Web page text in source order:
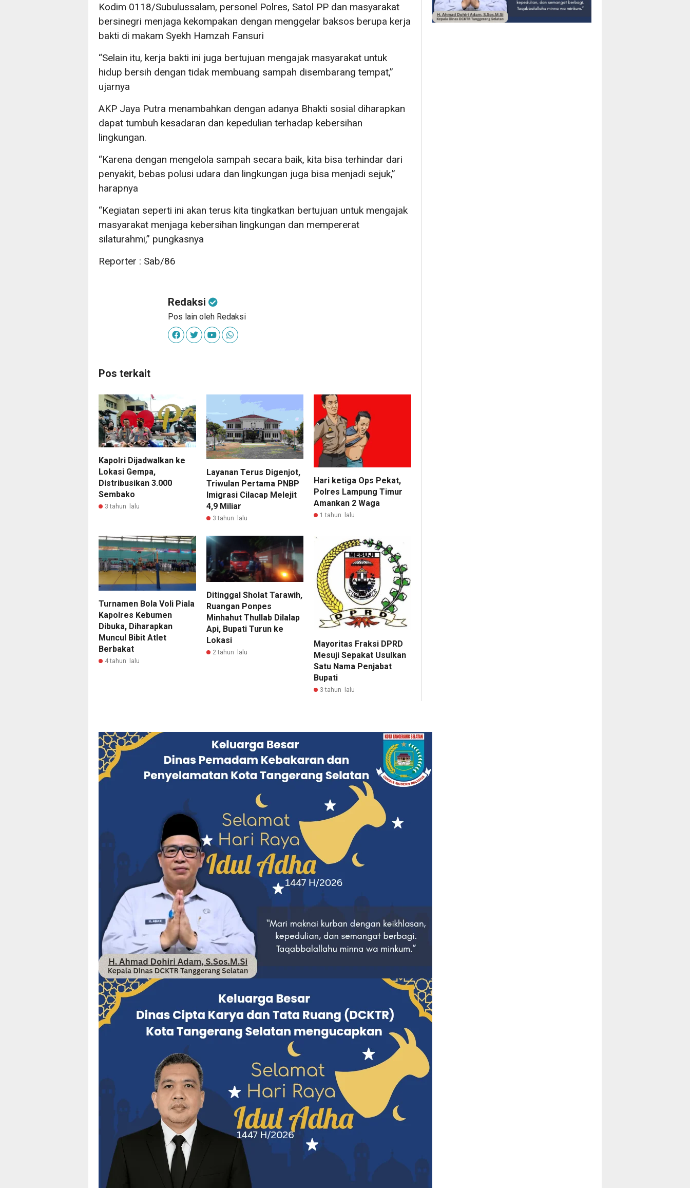
Kodim 0118/Subulussalam, personel Polres, Satol PP dan masyarakat
bersinegri menjaga kekompakan dengan menggelar baksos berupa kerja
bakti di makam Syekh Hamzah Fansuri
“Selain itu, kerja bakti ini juga bertujuan mengajak masyarakat untuk
hidup bersih dengan tidak membuang sampah disembarang tempat,”
ujarnya
AKP Jaya Putra menambahkan dengan adanya Bhakti sosial diharapkan
dapat tumbuh kesadaran dan kepedulian terhadap kebersihan
lingkungan.
“Karena dengan mengelola sampah secara baik, kita bisa terhindar dari
penyakit, bebas polusi udara dan lingkungan juga bisa menjadi sejuk,”
harapnya
“Kegiatan seperti ini akan terus kita tingkatkan bertujuan untuk mengajak
masyarakat menjaga kebersihan lingkungan dan mempererat
silaturahmi,” pungkasnya
Reporter : Sab/86
Redaksi
Pos lain oleh Redaksi
Pos terkait
Kapolri Dijadwalkan ke
Lokasi Gempa,
Distribusikan 3.000
Sembako
3 tahun lalu
Layanan Terus Digenjot,
Triwulan Pertama PNBP
Imigrasi Cilacap Melejit
4,9 Miliar
3 tahun lalu
Hari ketiga Ops Pekat,
Polres Lampung Timur
Amankan 2 Waga
1 tahun lalu
Turnamen Bola Voli Piala
Kapolres Kebumen
Dibuka, Diharapkan
Muncul Bibit Atlet
Berbakat
4 tahun lalu
Ditinggal Sholat Tarawih,
Ruangan Ponpes
Minhahut Thullab Dilalap
Api, Bupati Turun ke
Lokasi
2 tahun lalu
Mayoritas Fraksi DPRD
Mesuji Sepakat Usulkan
Satu Nama Penjabat
Bupati
3 tahun lalu